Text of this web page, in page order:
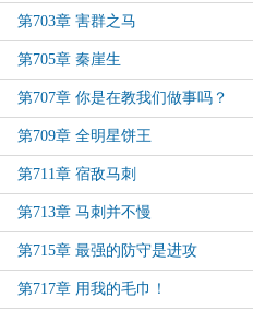
第703章 害群之马
第705章 秦崖生
第707章 你是在教我们做事吗？
第709章 全明星饼王
第711章 宿敌马刺
第713章 马刺并不慢
第715章 最强的防守是进攻
第717章 用我的毛巾！